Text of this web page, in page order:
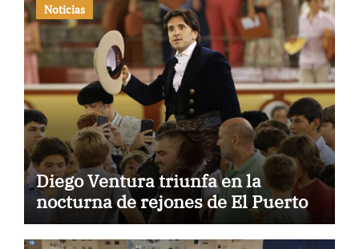
Noticias
Diego Ventura triunfa en la
nocturna de rejones de El Puerto